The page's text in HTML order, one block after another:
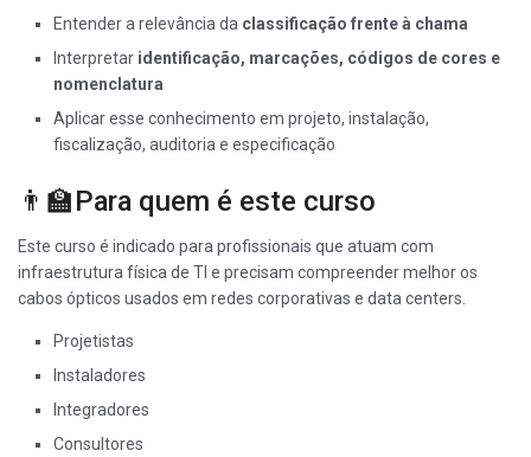
Entender a relevância da classificação frente à chama
Interpretar identificação, marcações, códigos de cores e
nomenclatura
Aplicar esse conhecimento em projeto, instalação,
fiscalização, auditoria e especificação
👨‍🏫Para quem é este curso
Este curso é indicado para profissionais que atuam com
infraestrutura física de TI e precisam compreender melhor os
cabos ópticos usados em redes corporativas e data centers.
Projetistas
Instaladores
Integradores
Consultores